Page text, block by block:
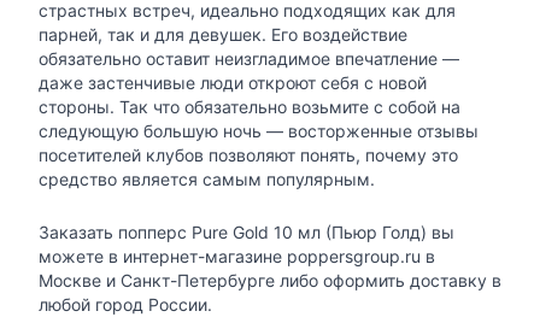
страстных встреч, идеально подходящих как для
парней, так и для девушек. Его воздействие
обязательно оставит неизгладимое впечатление —
даже застенчивые люди откроют себя с новой
стороны. Так что обязательно возьмите с собой на
следующую большую ночь — восторженные отзывы
посетителей клубов позволяют понять, почему это
средство является самым популярным.
Заказать попперс Pure Gold 10 мл (Пьюр Голд) вы
можете в интернет-магазине poppersgroup.ru в
Москве и Санкт-Петербурге либо оформить доставку в
любой город России.